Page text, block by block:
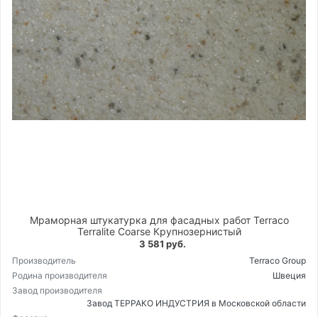
Мраморная штукатурка для фасадных работ Terraco
Terralite Coarse Крупнозернистый
3 581 руб.
Производитель
Terraco Group
Родина производителя
Швеция
Завод производителя
Завод ТЕРРАКО ИНДУСТРИЯ в Московской области